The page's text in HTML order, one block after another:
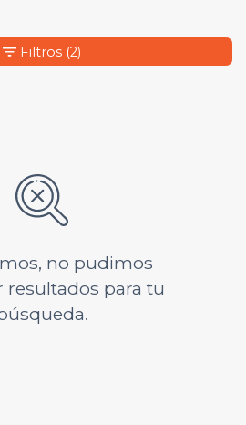
no pudimos
resultados para tu
Filtros (2)